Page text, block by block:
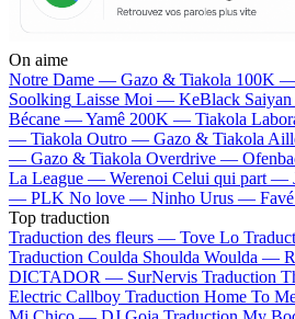
On aime
Notre Dame — Gazo & Tiakola 100K
Soolking Laisse Moi — KeBlack
Bécane —Yamê 200K — Tiakola
— Tiakola Outro — Gazo & Tiakola
— Gazo & Tiakola Overdrive —
La League — Werenoi Celui qui part —
— PLK No love — Ninho Urus —
Top traduction
Traduction des fleurs — Tove Lo
Traduction Coulda Shoulda Woulda —
DICTADOR — SurNervis Traduction
Electric Callboy Traduction Home To